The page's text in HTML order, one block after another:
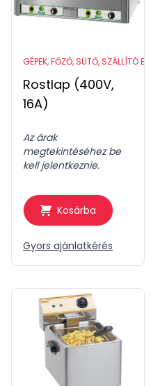
GÉPEK, FŐZŐ, SÜTŐ, SZÁLLÍTÓ
Rostlap (400V,
16A)
Az árak
megtekintéséhez be
kell jelentkeznie.
Kosárba
Gyors ajánlatkérés